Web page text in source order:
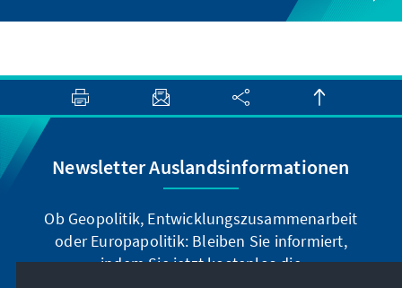
Newsletter Auslandsinformationen
Ob Geopolitik, Entwicklungszusammenarbeit
oder Europapolitik: Bleiben Sie informiert,
indem Sie jetzt kostenlos die